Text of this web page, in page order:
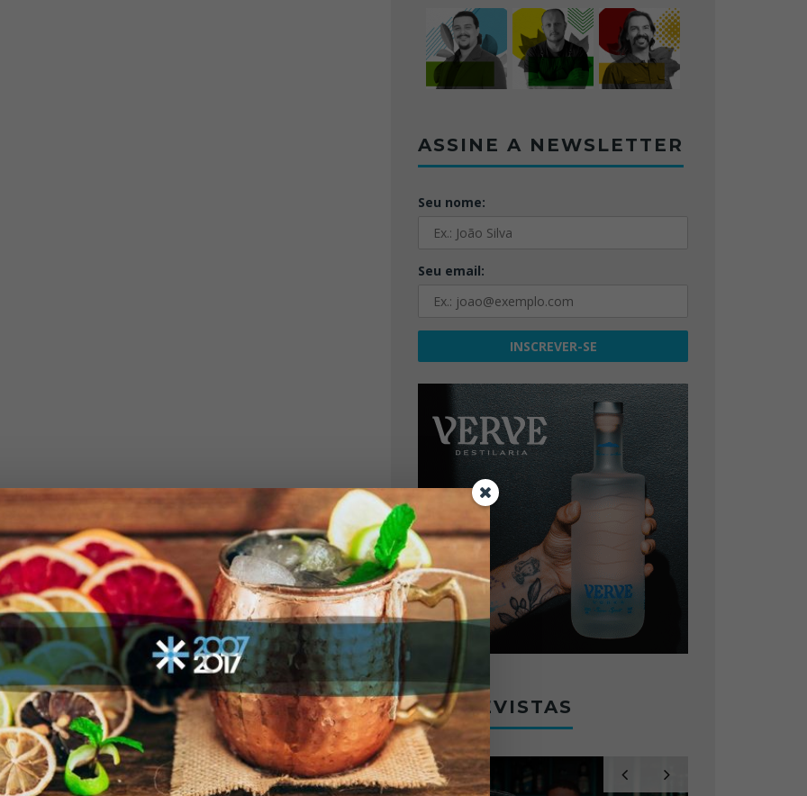
ASSINE A NEWSLETTER
Seu nome:
Seu email:
ENTREVISTAS